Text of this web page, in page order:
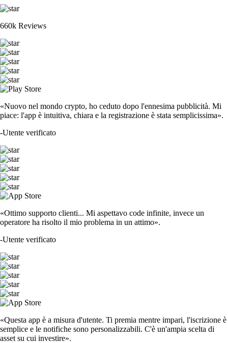
660k Reviews
«Nuovo nel mondo crypto, ho ceduto dopo l'ennesima pubblicità. Mi
piace: l'app è intuitiva, chiara e la registrazione è stata semplicissima».
-Utente verificato
«Ottimo supporto clienti... Mi aspettavo code infinite, invece un
operatore ha risolto il mio problema in un attimo».
-Utente verificato
«Questa app è a misura d'utente. Ti premia mentre impari, l'iscrizione è
semplice e le notifiche sono personalizzabili. C'è un'ampia scelta di
asset su cui investire».